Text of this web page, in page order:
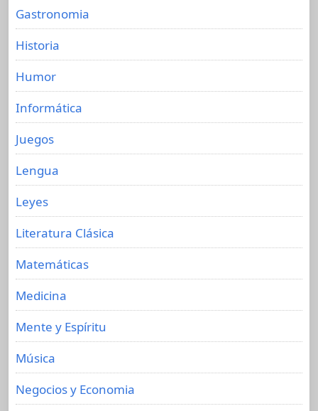
Gastronomia
Historia
Humor
Informática
Juegos
Lengua
Leyes
Literatura Clásica
Matemáticas
Medicina
Mente y Espíritu
Música
Negocios y Economia